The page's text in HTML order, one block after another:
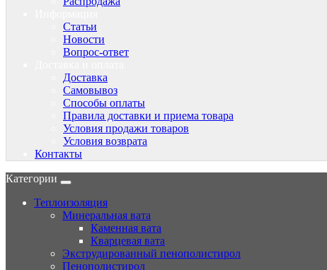
Статьи
Новости
Вопрос-ответ
Доставка
Самовывоз
Способы оплаты
Правила доставки и приема товара
Условия продажи товаров
Условия возврата
Контакты
Категории
Теплоизоляция
Минеральная вата
Каменная вата
Кварцевая вата
Экструдированный пенополистирол
Пенополистирол